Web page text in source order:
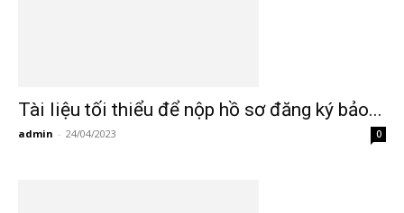
Tài liệu tối thiểu để nộp hồ sơ đăng ký bảo...
admin - 24/04/2023 0